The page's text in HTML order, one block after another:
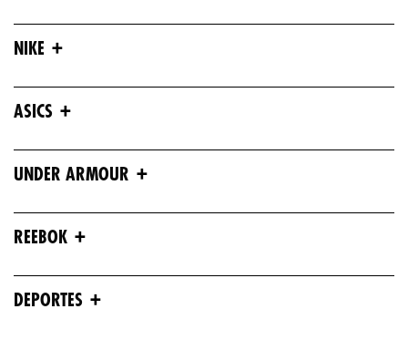
NIKE +
ASICS +
UNDER ARMOUR +
REEBOK +
DEPORTES +